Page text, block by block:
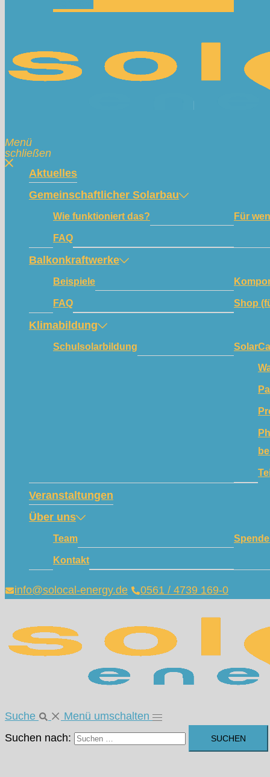
Menü
schließen
Aktuelles
Gemeinschaftlicher Solarbau
Wie funktioniert das? Für
FAQ
Balkonkraftwerke
Beispiele
FAQ Shop
Klimabildung
Schulsolarbildung
Veranstaltungen
Über uns
Team
Kontakt
info@solocal-energy.de 0561 / 4739 169-0
Suche
Menü umschalten
Suchen nach: